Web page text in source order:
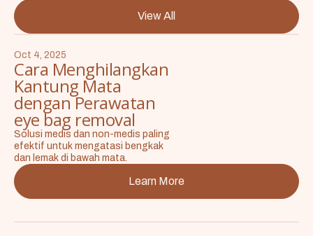
View All
Oct 4, 2025
Cara Menghilangkan
Kantung Mata
dengan Perawatan
eye bag removal
Solusi medis dan non-medis paling
efektif untuk mengatasi bengkak
dan lemak di bawah mata.
Learn More